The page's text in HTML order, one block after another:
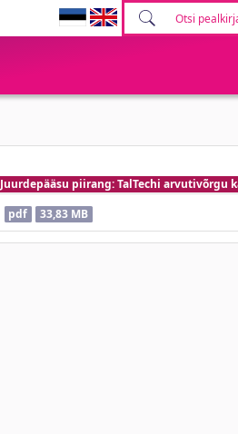
Juurdepääsu piirang: TalTechi arvutivõrgu
pdf
33,83 MB